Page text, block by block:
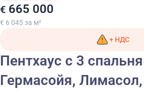
€ 665 000
€ 6 045 за м²
+ НДС
Пентхаус с 3
Гермасойя,